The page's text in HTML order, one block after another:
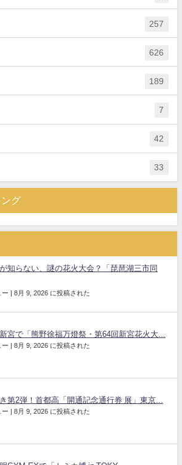
257
626
189
7
42
33
グ
知らない、謎の花火大会？「琵琶湖三市同
ー | 8月 9, 2026 に投稿された
宮で「熊野徐福万燈祭・第64回新宮花火大...
ー | 8月 9, 2026 に投稿された
第2弾！首都高「開通記念通行券 展」東京...
ー | 8月 9, 2026 に投稿された